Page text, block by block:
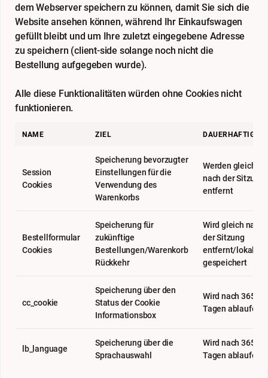
dem Webserver speichern zu können, damit Sie sich die
Website ansehen können, während Ihr Einkaufswagen
gefüllt bleibt und um Ihre zuletzt eingegebene Adresse
zu speichern (client-side solange noch nicht die
Bestellung aufgegeben wurde).
Alle diese Funktionalitäten würden ohne Cookies nicht
funktionieren.
NAME ZIEL
Session
Cookies
Speicherung bevorzugter
Einstellungen für die
Verwendung des
Warenkorbs
Werden gleich
nach der Sitzung
entfernt
Bestellformular
Cookies
Speicherung für
zukünftige
Bestellungen/Warenkorb
Rückkehr
Wird gleich nach
der Sitzung
entfernt/lokal
gespeichert
cc_cookie
Speicherung über den
Status der Cookie
Informationsbox
Wird nach 365
Tagen ablaufen
lb_language
Speicherung über die
Sprachauswahl
Wird nach 365
Tagen ablaufen